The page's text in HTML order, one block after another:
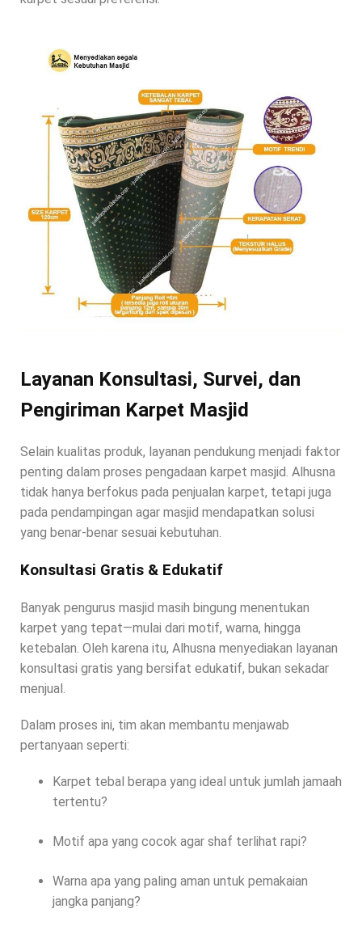
Layanan Konsultasi, Survei, dan
Pengiriman Karpet Masjid
Selain kualitas produk, layanan pendukung menjadi faktor
penting dalam proses pengadaan karpet masjid. Alhusna
tidak hanya berfokus pada penjualan karpet, tetapi juga
pada pendampingan agar masjid mendapatkan solusi
yang benar-benar sesuai kebutuhan.
Konsultasi Gratis & Edukatif
Banyak pengurus masjid masih bingung menentukan
karpet yang tepat—mulai dari motif, warna, hingga
ketebalan. Oleh karena itu, Alhusna menyediakan layanan
konsultasi gratis yang bersifat edukatif, bukan sekadar
menjual.
Dalam proses ini, tim akan membantu menjawab
pertanyaan seperti:
Karpet tebal berapa yang ideal untuk jumlah jamaah
tertentu?
Motif apa yang cocok agar shaf terlihat rapi?
Warna apa yang paling aman untuk pemakaian
jangka panjang?